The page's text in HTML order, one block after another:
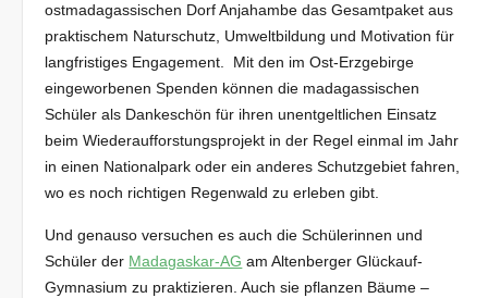
ostmadagassischen Dorf Anjahambe das Gesamtpaket aus
praktischem Naturschutz, Umweltbildung und Motivation für
langfristiges Engagement. Mit den im Ost-Erzgebirge
eingeworbenen Spenden können die madagassischen
Schüler als Dankeschön für ihren unentgeltlichen Einsatz
beim Wiederaufforstungsprojekt in der Regel einmal im Jahr
in einen Nationalpark oder ein anderes Schutzgebiet fahren,
wo es noch richtigen Regenwald zu erleben gibt.
Und genauso versuchen es auch die Schülerinnen und
Schüler der Madagaskar-AG am Altenberger Glückauf-
Gymnasium zu praktizieren. Auch sie pflanzen Bäume –